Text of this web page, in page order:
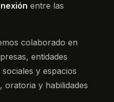
entre las
colaborado en
entidades
y espacios
oratoria y habilidades